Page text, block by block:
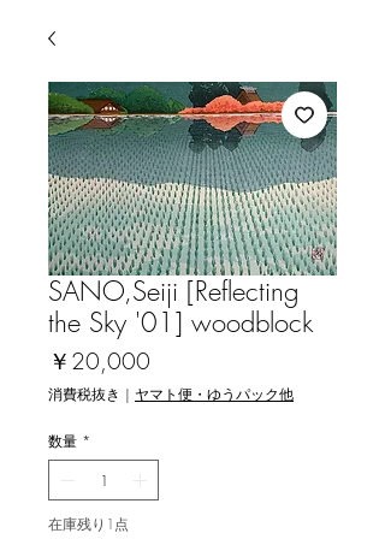
SANO,Seiji [Reflecting
the Sky '01] woodblock
￥20,000
格
消費税抜き | ヤマト便・ゆうパック他
数量 *
在庫残り1点